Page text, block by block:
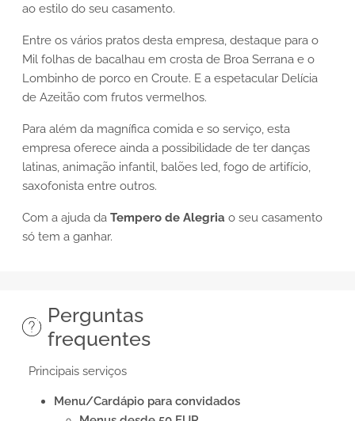
ao estilo do seu casamento.
Entre os vários pratos desta empresa, destaque para o
Mil folhas de bacalhau em crosta de Broa Serrana e o
Lombinho de porco en Croute. E a espetacular Delícia
de Azeitão com frutos vermelhos.
Para além da magnífica comida e so serviço, esta
empresa oferece ainda a possibilidade de ter danças
latinas, animação infantil, balões led, fogo de artifício,
saxofonista entre outros.
Com a ajuda da Tempero de Alegria o seu casamento
só tem a ganhar.
Perguntas
frequentes
Principais serviços
Menu/Cardápio para convidados